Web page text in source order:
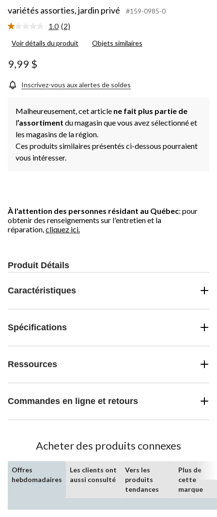
variétés assorties, jardin privé
#159-0985-0
1.0 Lire
2
même
page.
(2)
Voir détails du produit Objets similaires
9,99 $
Inscrivez-vous aux alertes de soldes
Malheureusement, cet article ne fait plus partie de
l’assortiment du magasin que vous avez sélectionné et
les magasins de la région.
Ces produits similaires présentés ci-dessous pourraient
vous intéresser.
À l'attention des personnes résidant au Québec: pour
obtenir des renseignements sur l'entretien et la
réparation, cliquez ici.
Produit Détails
Caractéristiques
Spécifications
Ressources
Commandes en ligne et retours
Acheter des produits connexes
Offres
hebdomadaires
Les clients ont
aussi consulté
Vers les
produits
tendances
Plus de
cette
marque